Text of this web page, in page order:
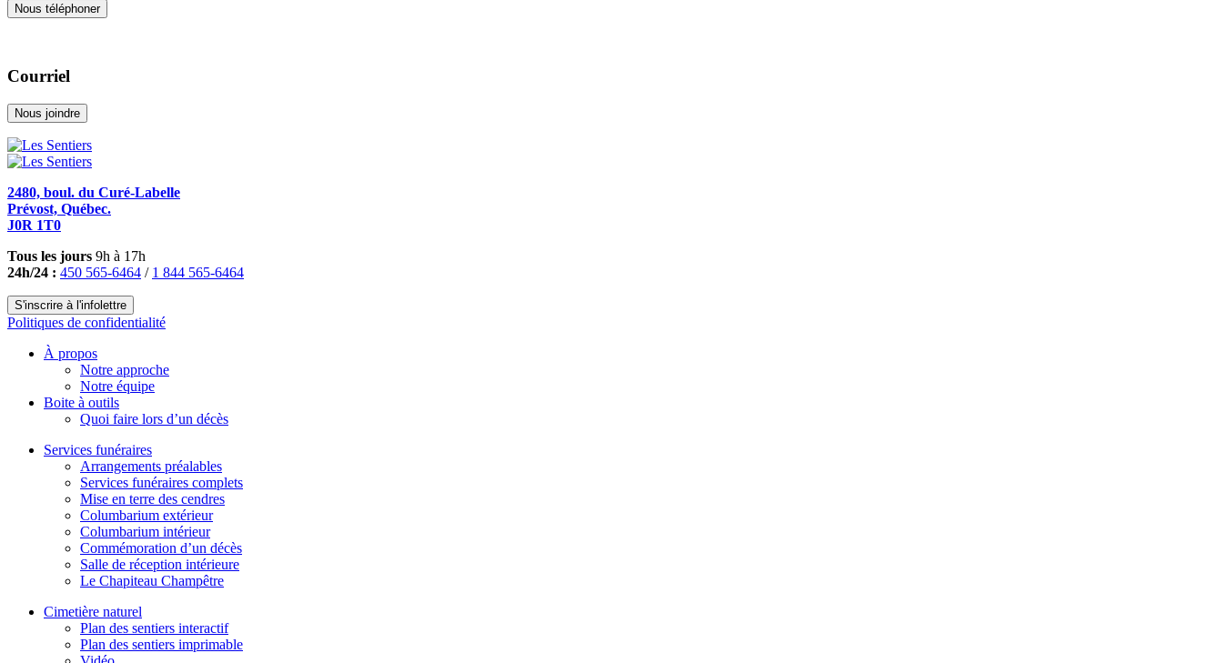
Nous téléphoner
Courriel
Nous joindre
2480, boul. du Curé-Labelle
Prévost, Québec.
J0R 1T0
Tous les jours 9h à 17h
24h/24 : 450 565-6464 / 1 844 565-6464
S'inscrire à l'infolettre
Politiques de confidentialité
À propos
Notre approche
Notre équipe
Boite à outils
Quoi faire lors d’un décès
Services funéraires
Arrangements préalables
Services funéraires complets
Mise en terre des cendres
Columbarium extérieur
Columbarium intérieur
Commémoration d’un décès
Salle de réception intérieure
Le Chapiteau Champêtre
Cimetière naturel
Plan des sentiers interactif
Plan des sentiers imprimable